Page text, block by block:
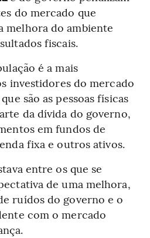
do mercado que
melhora do ambiente
fiscais.
é a mais
investidores do mercado
são as pessoas físicas
da dívida do governo,
em fundos de
fixa e outros ativos.
entre os que se
de uma melhora,
ruídos do governo e o
com o mercado